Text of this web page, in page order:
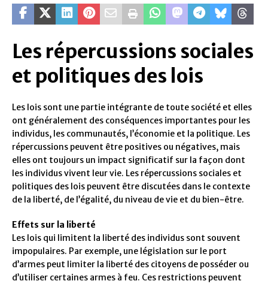
Les répercussions sociales
et politiques des lois
Les lois sont une partie intégrante de toute société et elles
ont généralement des conséquences importantes pour les
individus, les communautés, l’économie et la politique. Les
répercussions peuvent être positives ou négatives, mais
elles ont toujours un impact significatif sur la façon dont
les individus vivent leur vie. Les répercussions sociales et
politiques des lois peuvent être discutées dans le contexte
de la liberté, de l’égalité, du niveau de vie et du bien-être.
Effets sur la liberté
Les lois qui limitent la liberté des individus sont souvent
impopulaires. Par exemple, une législation sur le port
d’armes peut limiter la liberté des citoyens de posséder ou
d’utiliser certaines armes à feu. Ces restrictions peuvent